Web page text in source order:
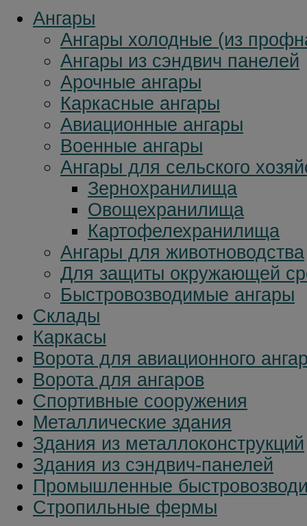
Ангары
Ангары холодные (из
Ангары из сэндвич панелей
Арочные ангары
Каркасные ангары
Авиационные ангары
Военные ангары
Ангары для сельского
Зернохранилища
Овощехранилища
Картофелехранилища
Ангары для животноводства
Для защиты окружающей
Быстровозводимые ангары
Склады
Каркасы
Ворота для авиационного
Ворота для ангаров
Спортивные сооружения
Металлические здания
Здания из металлоконструкций
Здания из сэндвич-панелей
Промышленные
Стропильные фермы